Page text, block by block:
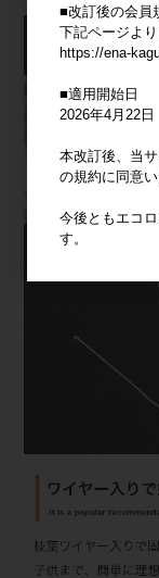
■改訂後の会員
下記ページより
https://ena-
■適用開始日
2026年4月22日
本改訂後、当
の規約に同意
今後ともエコ
す。